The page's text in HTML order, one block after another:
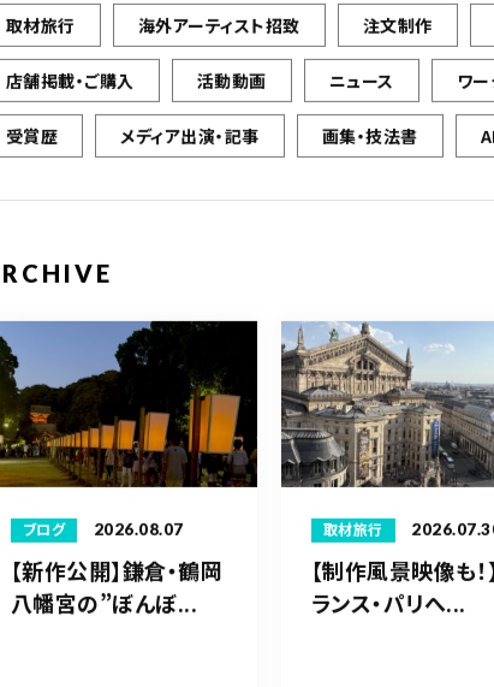
取材旅行 海外アーティスト招致 注文制作
店舗掲載・ご購入 活動動画 ニュース ワー
受賞歴 メディア出演・記事 画集・技法書
ブログ 2026.08.07
【新作公開】鎌倉・鶴岡
八幡宮の”ぼんぼ...
取材旅行
【制作風景映像も！
ランス・パリへ...